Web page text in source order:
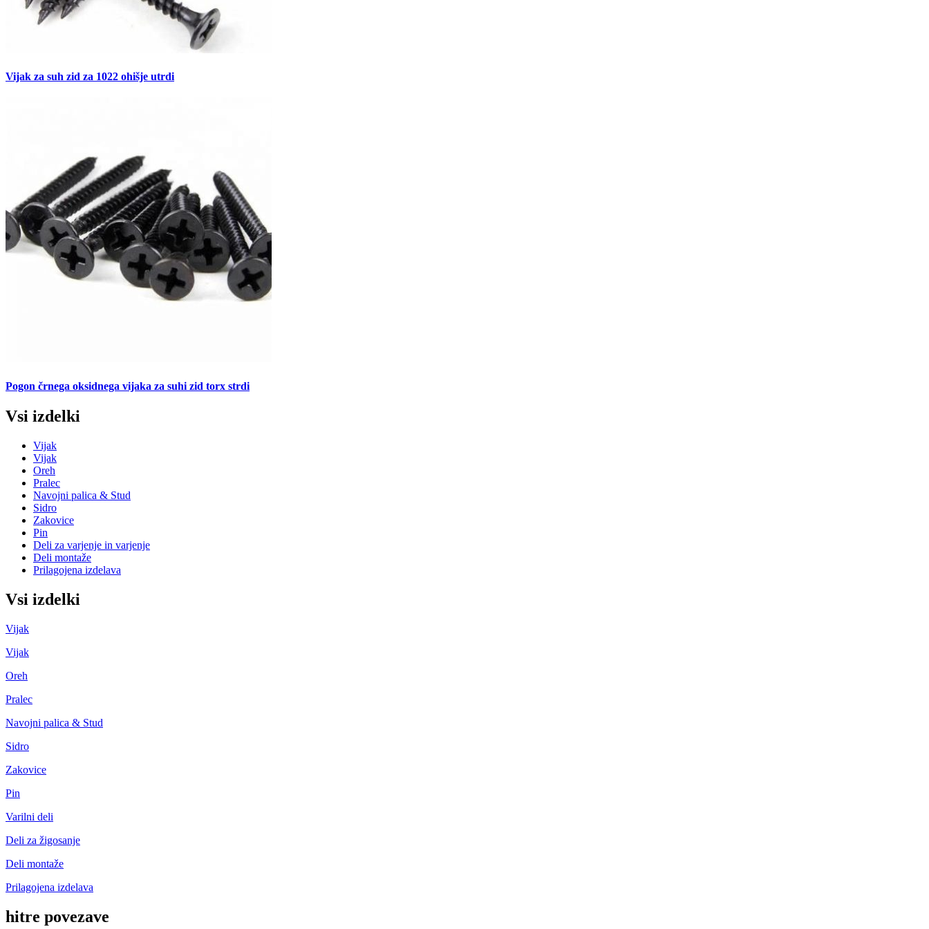
Vijak za suh zid za 1022 ohišje utrdi
Pogon črnega oksidnega vijaka za suhi zid torx strdi
Vsi izdelki
Vijak
Vijak
Oreh
Pralec
Navojni palica & Stud
Sidro
Zakovice
Pin
Deli za varjenje in varjenje
Deli montaže
Prilagojena izdelava
Vsi izdelki
Vijak
Vijak
Oreh
Pralec
Navojni palica & Stud
Sidro
Zakovice
Pin
Varilni deli
Deli za žigosanje
Deli montaže
Prilagojena izdelava
hitre povezave